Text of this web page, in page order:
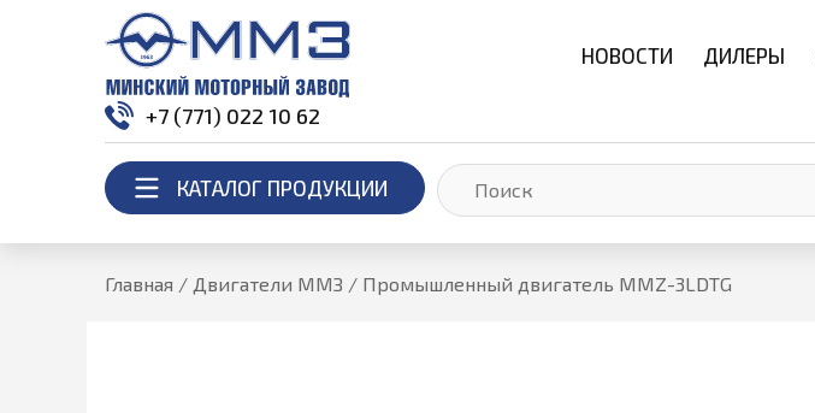
НОВОСТИ ДИЛЕРЫ
+7 (771) 022 10 62
КАТАЛОГ ПРОДУКЦИИ
Главная / Двигатели ММЗ / Промышленный двигатель MMZ-3LDTG